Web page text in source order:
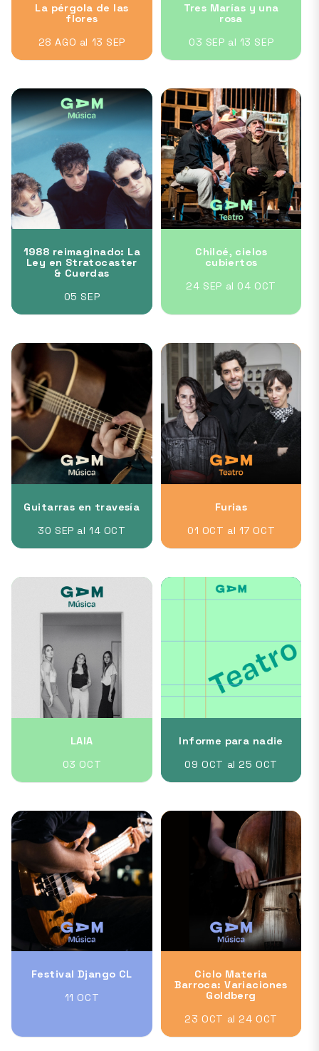
La pérgola de las
flores
28 AGO al 13 SEP
Tres Marías y una
rosa
03 SEP al 13 SEP
1988 reimaginado: La
Ley en Stratocaster
& Cuerdas
05 SEP
Chiloé, cielos
cubiertos
24 SEP al 04 OCT
Guitarras en travesía
30 SEP al 14 OCT
Furias
01 OCT al 17 OCT
LAIA
03 OCT
Informe para nadie
09 OCT al 25 OCT
Festival Django CL
11 OCT
Ciclo Materia
Barroca: Variaciones
Goldberg
23 OCT al 24 OCT